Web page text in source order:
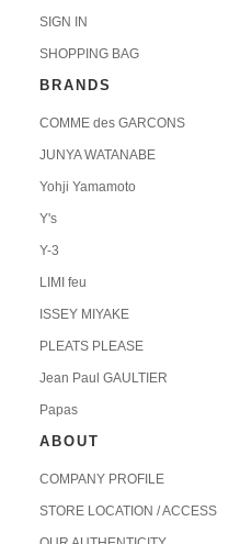
SIGN IN
SHOPPING BAG
BRANDS
COMME des GARCONS
JUNYA WATANABE
Yohji Yamamoto
Y's
Y-3
LIMI feu
ISSEY MIYAKE
PLEATS PLEASE
Jean Paul GAULTIER
Papas
ABOUT
COMPANY PROFILE
STORE LOCATION / ACCESS